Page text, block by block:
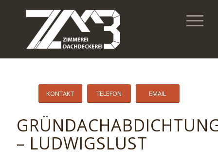
KONTAKT TELEFON EMAIL
– LUDWIGSLUST